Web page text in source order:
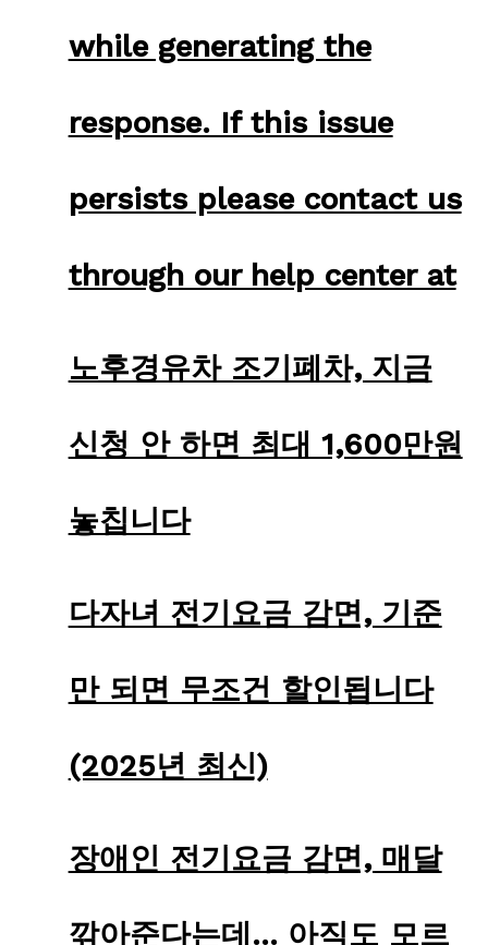
while generating the
response. If this issue
persists please contact us
through our help center at
노후경유차 조기폐차, 지금
신청 안 하면 최대 1,600만원
놓칩니다
다자녀 전기요금 감면, 기준
만 되면 무조건 할인됩니다
(2025년 최신)
장애인 전기요금 감면, 매달
깎아준다는데… 아직도 모르